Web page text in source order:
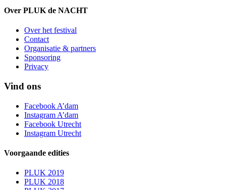
Over PLUK de NACHT
Over het festival
Contact
Organisatie & partners
Sponsoring
Privacy
Vind ons
Facebook A’dam
Instagram A’dam
Facebook Utrecht
Instagram Utrecht
Voorgaande edities
PLUK 2019
PLUK 2018